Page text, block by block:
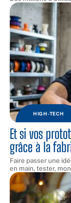
HIGH-TECH
Et si vos
grâce à la
Faire passer une
en main, tester,